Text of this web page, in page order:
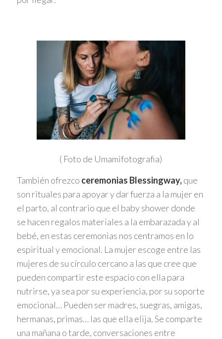
( Foto de Umamifotografia)
También ofrezco ceremonias Blessingway,que
son rituales para apoyar y dar fuerza a la mujer en
el parto, al contrario que el baby shower donde
se hacen regalos materiales a la embarazada y al
bebé, en estas ceremonias nos centramos en lo
espiritual y emocional. La mujer escoge entre las
mujeres de su círculo cercano a las que cree que
pueden compartir este espacio con ella para
nutrirse, ya sea por su experiencia, por su soporte
emocional… Pueden ser madres, suegras, amigas,
hermanas, primas… las que ella elija. Se comparte
una mañana o tarde, conversaciones entre